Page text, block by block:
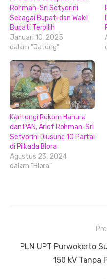
Rohman-Sri Setyorini
Sebagai Bupati dan Wakil
Bupati Terpilih
Januari 10, 2025
dalam "Jateng"
Kantongi Rekom Hanura
dan PAN, Arief Rohman-Sri
Setyorini Diusung 10 Partai
di Pilkada Blora
Agustus 23, 2024
dalam "Blora"
pos
Previous
PLN UPT Purwokerto
150 kV Tanpa